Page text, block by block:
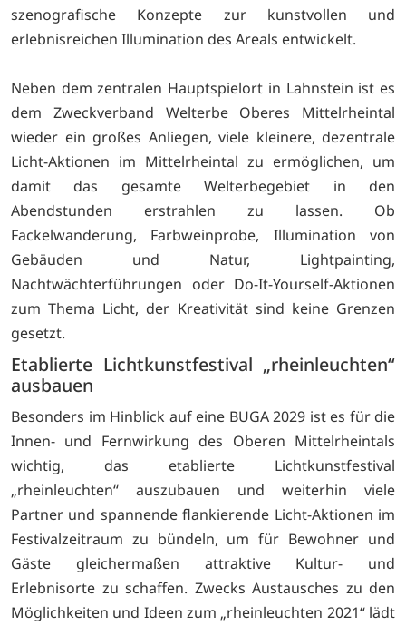
szenografische Konzepte zur kunstvollen und
erlebnisreichen Illumination des Areals entwickelt.
Neben dem zentralen Hauptspielort in Lahnstein ist es
dem Zweckverband Welterbe Oberes Mittelrheintal
wieder ein großes Anliegen, viele kleinere, dezentrale
Licht-Aktionen im Mittelrheintal zu ermöglichen, um
damit das gesamte Welterbegebiet in den
Abendstunden erstrahlen zu lassen. Ob
Fackelwanderung, Farbweinprobe, Illumination von
Gebäuden und Natur, Lightpainting,
Nachtwächterführungen oder Do-It-Yourself-Aktionen
zum Thema Licht, der Kreativität sind keine Grenzen
gesetzt.
Etablierte Lichtkunstfestival „rheinleuchten“
ausbauen
Besonders im Hinblick auf eine BUGA 2029 ist es für die
Innen- und Fernwirkung des Oberen Mittelrheintals
wichtig, das etablierte Lichtkunstfestival
„rheinleuchten“ auszubauen und weiterhin viele
Partner und spannende flankierende Licht-Aktionen im
Festivalzeitraum zu bündeln, um für Bewohner und
Gäste gleichermaßen attraktive Kultur- und
Erlebnisorte zu schaffen. Zwecks Austausches zu den
Möglichkeiten und Ideen zum „rheinleuchten 2021“ lädt